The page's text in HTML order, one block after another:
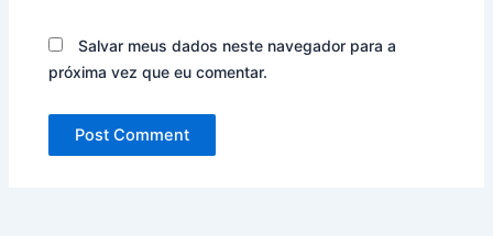
Salvar meus dados neste navegador para a
próxima vez que eu comentar.